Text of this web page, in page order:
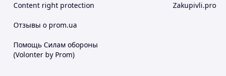
Content right protection
Отзывы о prom.ua
Помощь Силам обороны
(Volonter by Prom)
Zakupivli.pro